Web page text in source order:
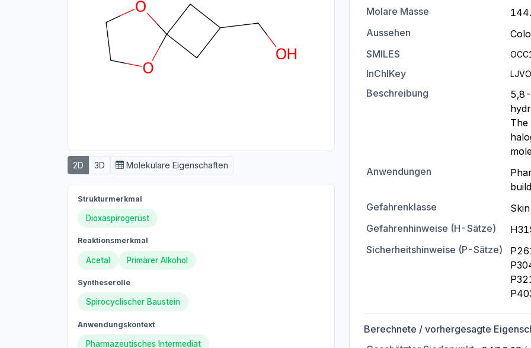
2D 3D Molekulare Eigenschaften
Strukturmerkmal
Dioxaspirogerüst
Reaktionsmerkmal
Acetal Primärer Alkohol
Syntheserolle
Spirocyclischer Baustein
Anwendungskontext
Pharmazeutisches Intermediat
Molare Masse
Aussehen
SMILES
InChIKey
Beschreibung
The
Anwendungen
Gefahrenklasse
Gefahrenhinweise (H-Sätze)
Sicherheitshinweise (P-Sätze)
Berechnete / vorhergesagte